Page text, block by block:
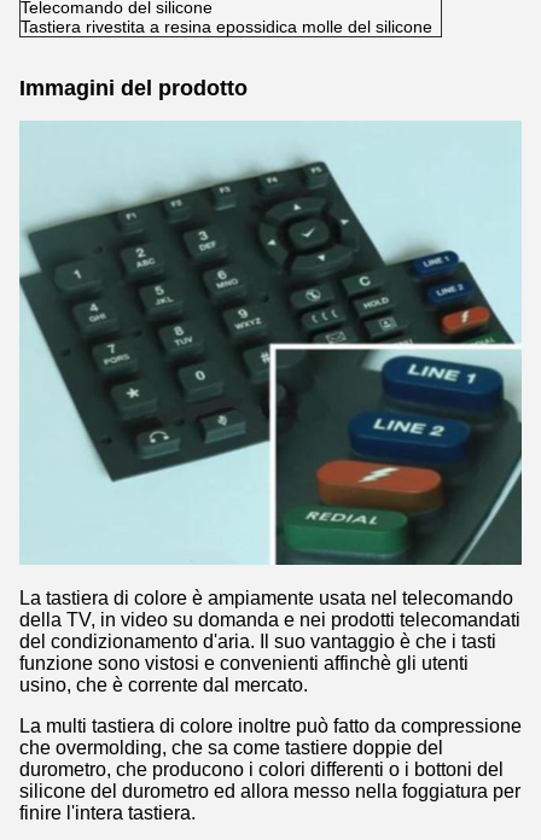
Telecomando del silicone
Tastiera rivestita a resina epossidica molle del silicone
Immagini del prodotto
La tastiera di colore è ampiamente usata nel telecomando
della TV, in video su domanda e nei prodotti telecomandati
del condizionamento d'aria. Il suo vantaggio è che i tasti
funzione sono vistosi e convenienti affinchè gli utenti
usino, che è corrente dal mercato.
La multi tastiera di colore inoltre può fatto da compressione
che overmolding, che sa come tastiere doppie del
durometro, che producono i colori differenti o i bottoni del
silicone del durometro ed allora messo nella foggiatura per
finire l'intera tastiera.